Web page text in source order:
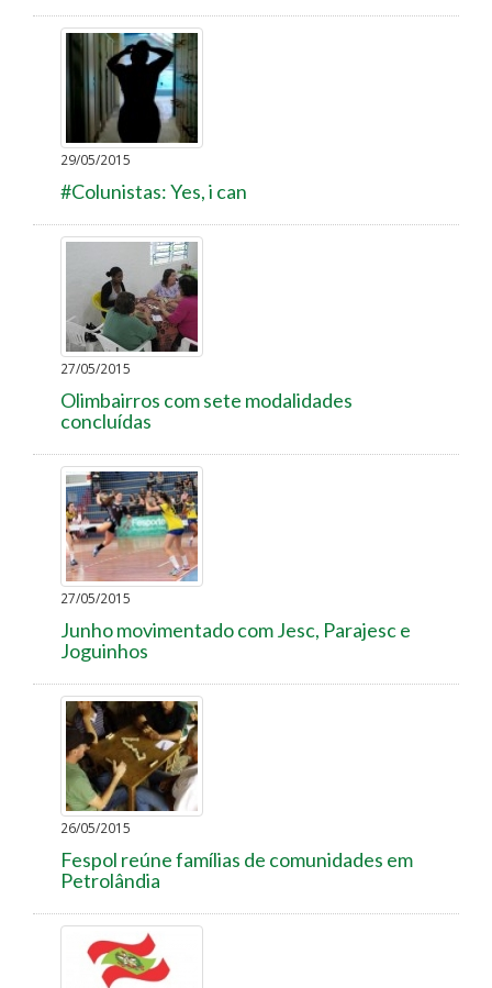
29/05/2015
#Colunistas: Yes, i can
27/05/2015
Olimbairros com sete modalidades
concluídas
27/05/2015
Junho movimentado com Jesc, Parajesc e
Joguinhos
26/05/2015
Fespol reúne famílias de comunidades em
Petrolândia